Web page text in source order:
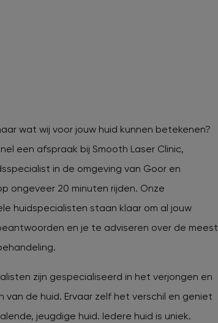
wat wij voor jouw huid kunnen betekenen?
een afspraak bij Smooth Laser Clinic,
in de omgeving van Goor en
ongeveer 20 minuten rijden. Onze
huidspecialisten staan klaar om al jouw
en je te adviseren over de meest
zijn gespecialiseerd in het verjongen en
van de huid. Ervaar zelf het verschil en geniet
jeugdige huid. Iedere huid is uniek.